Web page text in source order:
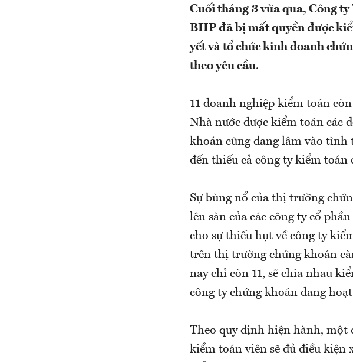
Cuối tháng 3 vừa qua, Công
BHP đã bị mất quyền được
yết và tổ chức kinh doanh
theo yêu cầu.
11 doanh nghiệp kiểm toán
Nhà nước được kiểm toán các
khoán cũng đang lâm vào
đến thiếu cả công ty kiểm toán
Sự bùng nổ của thị trường
lên sàn của các công ty cổ
cho sự thiếu hụt về công ty
trên thị trường chứng khoán
nay chỉ còn 11, sẽ chia nhau
công ty chứng khoán đang
Theo quy định hiện hành, một
kiểm toán viên sẽ đủ điều kiện